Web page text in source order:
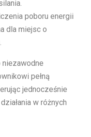
poboru energii
dla miejsc o
pełną
jednocześnie
w różnych